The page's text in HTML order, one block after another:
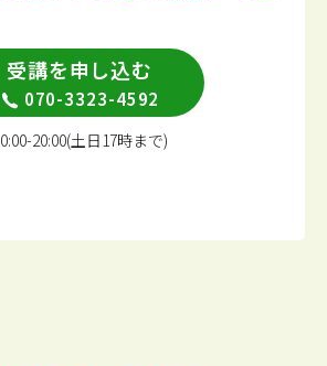
受講を申し込む
070-3323-4592
20:00(土日17時まで)